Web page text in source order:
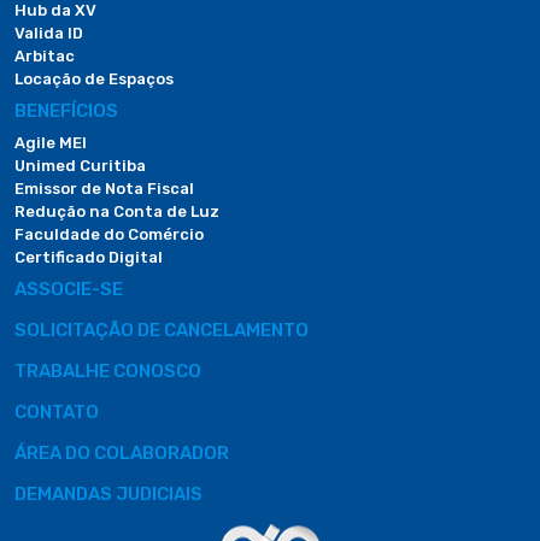
Hub da XV
Valida ID
Arbitac
Locação de Espaços
BENEFÍCIOS
Agile MEI
Unimed Curitiba
Emissor de Nota Fiscal
Redução na Conta de Luz
Faculdade do Comércio
Certificado Digital
ASSOCIE-SE
SOLICITAÇÃO DE CANCELAMENTO
TRABALHE CONOSCO
CONTATO
ÁREA DO COLABORADOR
DEMANDAS JUDICIAIS